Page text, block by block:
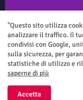
aggiornato senza
un prodotto editoriale
Home
"Questo sito utilizza
analizzare il traffico. Il
condivisi con Google,
sulla sicurezza, per
statistiche di utilizzo e
saperne di più
Accetta